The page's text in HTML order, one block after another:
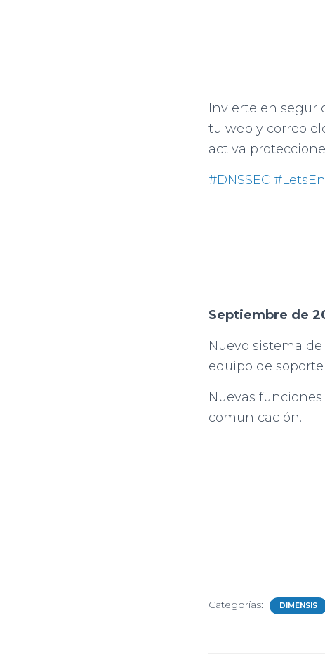
Invierte en
tu web y correo
activa
#DNSSEC
Septiembre de
Nuevo sistema
equipo de
Nuevas
comunicación.
Categorías: DIMENSIS